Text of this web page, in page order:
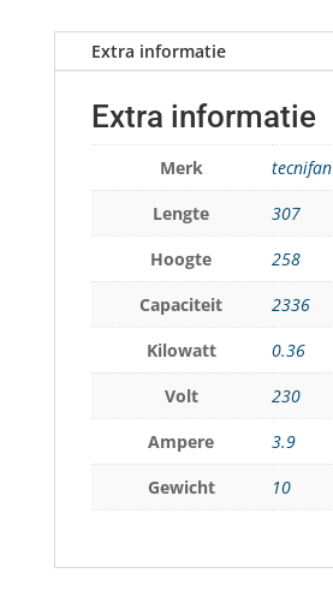
Extra informatie
Extra informatie
Merk
tecnifan
Lengte
307
Hoogte
258
Capaciteit
2336
Kilowatt
0.36
Volt
230
Ampere
3.9
Gewicht
10